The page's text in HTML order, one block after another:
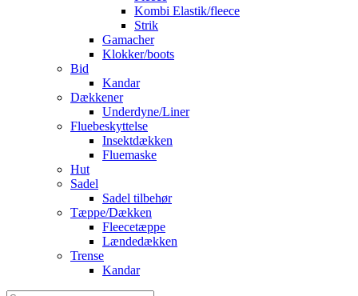
Kombi Elastik/fleece
Strik
Gamacher
Klokker/boots
Bid
Kandar
Dækkener
Underdyne/Liner
Fluebeskyttelse
Insektdækken
Fluemaske
Hut
Sadel
Sadel tilbehør
Tæppe/Dækken
Fleecetæppe
Lændedækken
Trense
Kandar